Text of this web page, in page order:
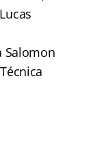
Salomon